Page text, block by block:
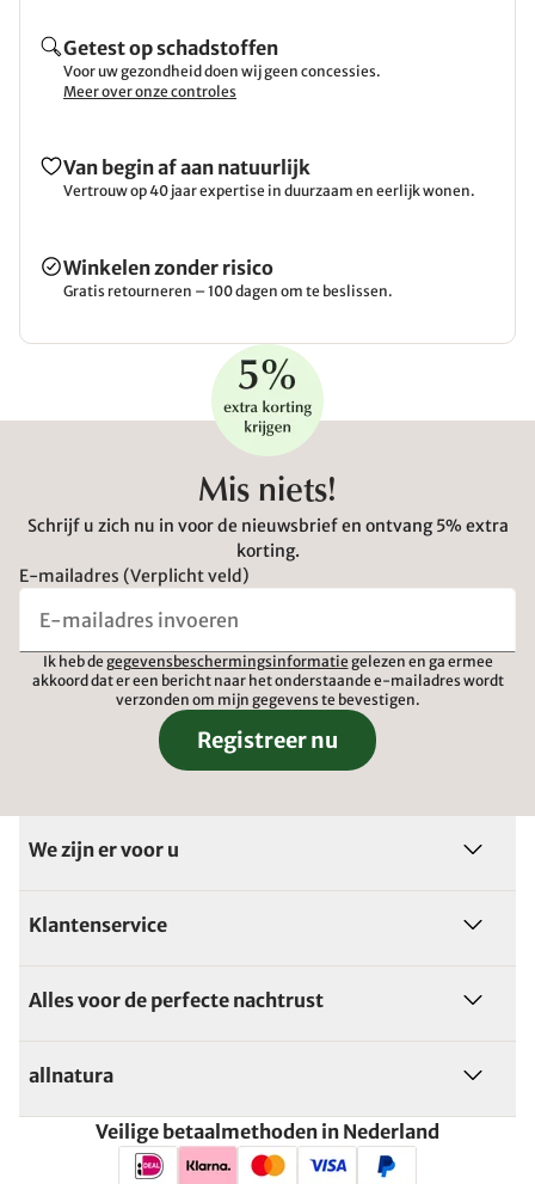
Getest op schadstoffen
Voor uw gezondheid doen wij geen concessies.
Meer over onze controles
Van begin af aan natuurlijk
Vertrouw op 40 jaar expertise in duurzaam en eerlijk wonen.
Winkelen zonder risico
Gratis retourneren – 100 dagen om te beslissen.
Mis niets!
Schrijf u zich nu in voor de nieuwsbrief en ontvang 5% extra
korting.
E-mailadres (Verplicht veld)
Ik heb de gegevensbeschermingsinformatie gelezen en ga ermee
akkoord dat er een bericht naar het onderstaande e-mailadres wordt
verzonden om mijn gegevens te bevestigen.
Registreer nu
We zijn er voor u
Klantenservice
Alles voor de perfecte nachtrust
allnatura
Veilige betaalmethoden in Nederland